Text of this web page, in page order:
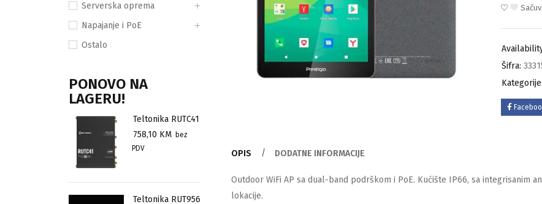
Serverska oprema
Napajanje i PoE
Ostalo
PONOVO NA
LAGERU!
Teltonika RUTC41
758,10 KM bez
PDV
Teltonika RUT956
Šifra:
Kategorije:
OPIS DODATNE INFORMACIJE
Outdoor WiFi AP sa dual-band podrškom i PoE. Kućište IP66, sa integrisanim
lokacije.